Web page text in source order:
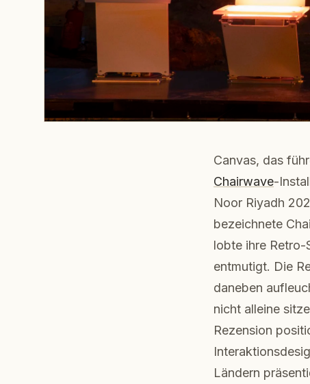
Canvas, das
Chairwave-
Noor Riyadh
bezeichnete
lobte ihre
entmutigt. Die
daneben
nicht alleine
Rezension
Ländern